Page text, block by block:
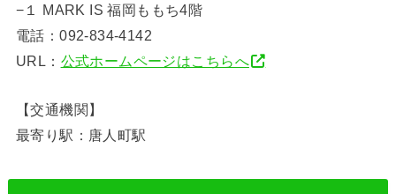
−１ MARK IS 福岡ももち4階
電話：092-834-4142
URL： 公式ホームページはこちらへ
【交通機関】
最寄り駅：唐人町駅